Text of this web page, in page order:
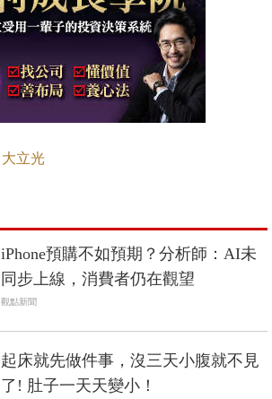
大立光
iPhone預購不如預期？分析師：AI未
同步上線，消費者仍在觀望
觀點新聞
起床就先做件事，沒三天小腹就不見
了! 肚子一天天變小！